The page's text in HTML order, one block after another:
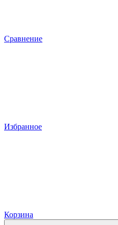
Сравнение
Избранное
Корзина